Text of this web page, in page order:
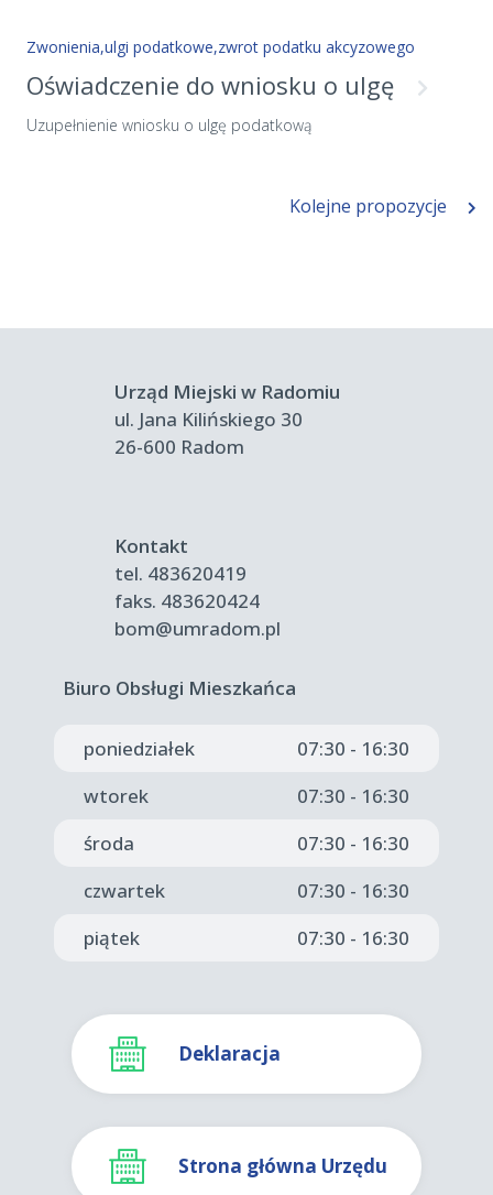
Wzór formularza określony został w rozporządzeniu Ministra
o gruntach oraz deklaracji na podatek rolny (Dz. U. 2019. poz.
1105).
Zwonienia,ulgi podatkowe,zwrot podatku akcyzowego
Oświadczenie do wniosku o ulgę
Uzupełnienie wniosku o ulgę podatkową
Kolejne propozycje
Urząd Miejski w Radomiu
ul. Jana Kilińskiego 30
26-600 Radom
Kontakt
tel. 483620419
faks. 483620424
bom@umradom.pl
Biuro Obsługi Mieszkańca
poniedziałek
07:30 - 16:30
wtorek
07:30 - 16:30
środa
07:30 - 16:30
czwartek
07:30 - 16:30
piątek
07:30 - 16:30
Deklaracja
Strona główna Urzędu